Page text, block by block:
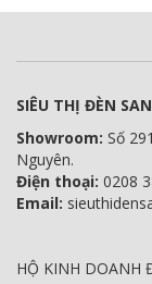
SIÊU THỊ ĐÈN
Showroom: Số
Nguyên.
Điện thoại: 0208
Email:
HỘ KINH DOANH